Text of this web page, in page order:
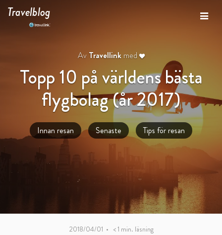
Travelblog
Av Travellinkmed
Topp 10 på världens bästa
flygbolag (år 2017)
Innan resan Senaste Tips för resan
2018/04/01 • < 1 min. läsning